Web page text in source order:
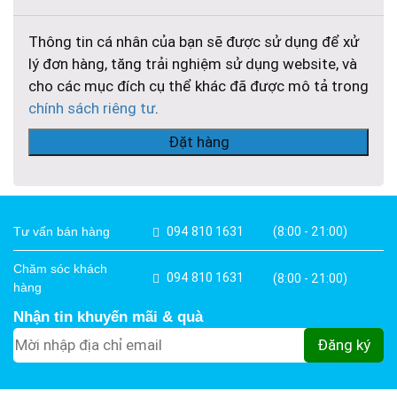
Thông tin cá nhân của bạn sẽ được sử dụng để xử
lý đơn hàng, tăng trải nghiệm sử dụng website, và
cho các mục đích cụ thể khác đã được mô tả trong
chính sách riêng tư.
Đặt hàng
Tư vấn bán hàng 094 810 1631 (8:00 - 21:00)
Chăm sóc khách
hàng
094 810 1631 (8:00 - 21:00)
Nhận tin khuyến mãi & quà